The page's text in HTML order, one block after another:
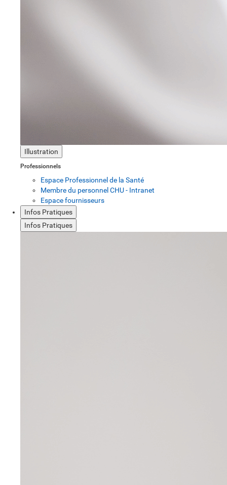
Illustration
Professionnels
Espace Professionnel de la Santé
Membre du personnel CHU - Intranet
Espace fournisseurs
Infos Pratiques
Infos Pratiques